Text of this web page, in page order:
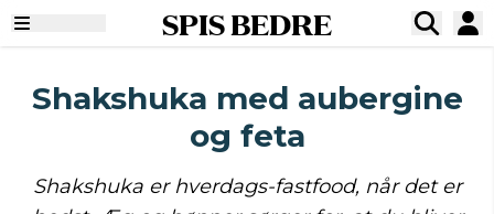
SPIS BEDRE
Shakshuka med aubergine
og feta
Shakshuka er hverdags-fastfood, når det er